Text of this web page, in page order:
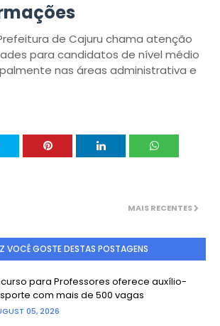
de Cajuru chama atenção
para candidatos de nível médio
nas áreas administrativa e
MAIS RECENTES
VOCÊ GOSTE DESTAS POSTAGENS
para Professores oferece auxílio-
com mais de 500 vagas
05, 2026